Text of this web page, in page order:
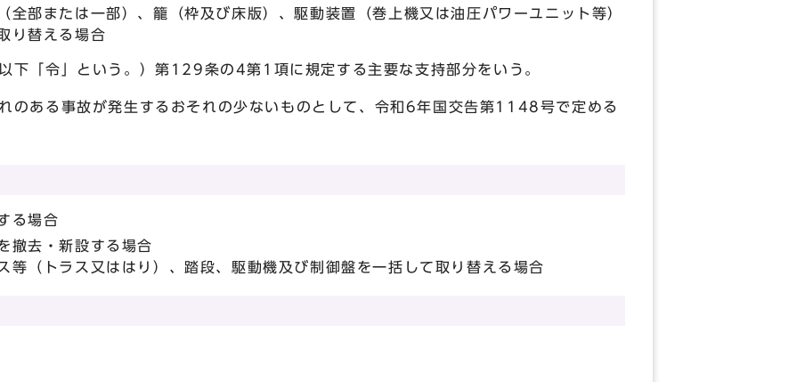
部または一部）、籠（枠及び床版）、駆動装置（巻上機又は油圧パワーユニット等）
り替える場合
「令」という。）第129条の4第1項に規定する主要な支持部分をいう。
のある事故が発生するおそれの少ないものとして、令和6年国交告第1148号で定める
る場合
撤去・新設する場合
等（トラス又ははり）、踏段、駆動機及び制御盤を一括して取り替える場合